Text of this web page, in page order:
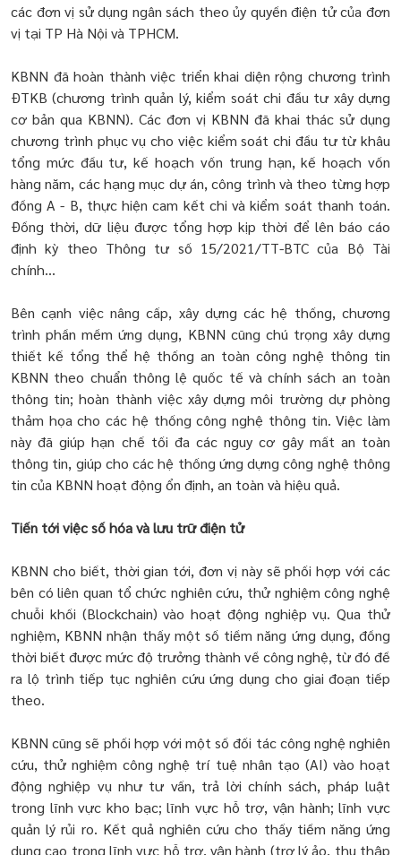
các đơn vị sử dụng ngân sách theo ủy quyền điện tử của đơn
vị tại TP Hà Nội và TPHCM.
KBNN đã hoàn thành việc triển khai diện rộng chương trình
ĐTKB (chương trình quản lý, kiểm soát chi đầu tư xây dựng
cơ bản qua KBNN). Các đơn vị KBNN đã khai thác sử dụng
chương trình phục vụ cho việc kiểm soát chi đầu tư từ khâu
tổng mức đầu tư, kế hoạch vốn trung hạn, kế hoạch vốn
hàng năm, các hạng mục dự án, công trình và theo từng hợp
đồng A - B, thực hiện cam kết chi và kiểm soát thanh toán.
Đồng thời, dữ liệu được tổng hợp kịp thời để lên báo cáo
định kỳ theo Thông tư số 15/2021/TT-BTC của Bộ Tài
chính…
Bên cạnh việc nâng cấp, xây dựng các hệ thống, chương
trình phần mềm ứng dụng, KBNN cũng chú trọng xây dựng
thiết kế tổng thể hệ thống an toàn công nghệ thông tin
KBNN theo chuẩn thông lệ quốc tế và chính sách an toàn
thông tin; hoàn thành việc xây dựng môi trường dự phòng
thảm họa cho các hệ thống công nghệ thông tin. Việc làm
này đã giúp hạn chế tối đa các nguy cơ gây mất an toàn
thông tin, giúp cho các hệ thống ứng dựng công nghệ thông
tin của KBNN hoạt động ổn định, an toàn và hiệu quả.
Tiến tới việc số hóa và lưu trữ điện tử
KBNN cho biết, thời gian tới, đơn vị này sẽ phối hợp với các
bên có liên quan tổ chức nghiên cứu, thử nghiệm công nghệ
chuỗi khối (Blockchain) vào hoạt động nghiệp vụ. Qua thử
nghiệm, KBNN nhận thấy một số tiềm năng ứng dụng, đồng
thời biết được mức độ trưởng thành về công nghệ, từ đó đề
ra lộ trình tiếp tục nghiên cứu ứng dụng cho giai đoạn tiếp
theo.
KBNN cũng sẽ phối hợp với một số đối tác công nghệ nghiên
cứu, thử nghiệm công nghệ trí tuệ nhân tạo (AI) vào hoạt
động nghiệp vụ như tư vấn, trả lời chính sách, pháp luật
trong lĩnh vực kho bạc; lĩnh vực hỗ trợ, vận hành; lĩnh vực
quản lý rủi ro. Kết quả nghiên cứu cho thấy tiềm năng ứng
dụng cao trong lĩnh vực hỗ trợ, vận hành (trợ lý ảo, thu thập